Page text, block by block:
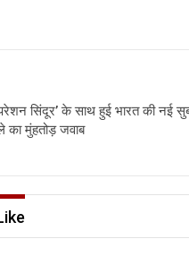
सिंदूर’ के साथ हुई भारत की नई
का मुंहतोड़ जवाब